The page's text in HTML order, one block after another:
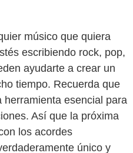
músico que quiera
escribiendo rock, pop,
ayudarte a crear un
tiempo. Recuerda que
herramienta esencial para
Así que la próxima
los acordes
único y